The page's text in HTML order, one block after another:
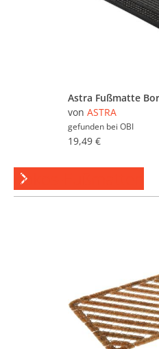
von ASTRA
gefunden bei OBI
19,49 €
Kokos-Fußmatten